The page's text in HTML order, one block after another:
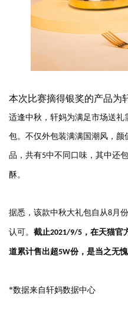
本次比赛摘得银奖的产品为
适逢中秋，轩妈为满足市场送
包。不仅外包装满满国潮风，
品，共有5中不同口味，其中还
酥。
据悉，该款中秋大礼包自从8月
认可。 截止2021/9/5 ，在天猫官
道累计售出超5W份，是当之无
*数据来自轩妈数据中心